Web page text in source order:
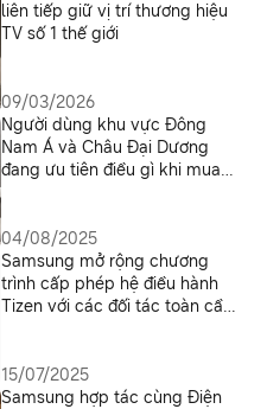
liên tiếp giữ vị trí thương hiệu
TV số 1 thế giới
09/03/2026
Người dùng khu vực Đông
Nam Á và Châu Đại Dương
đang ưu tiên điều gì khi mua
04/08/2025
Samsung mở rộng chương
trình cấp phép hệ điều hành
Tizen với các đối tác toàn cầu
15/07/2025
Samsung hợp tác cùng Điện